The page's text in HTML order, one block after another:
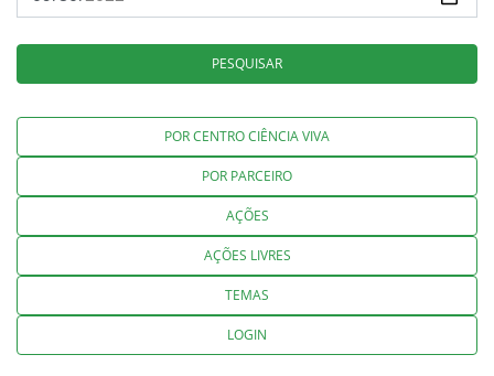
PESQUISAR
POR CENTRO CIÊNCIA VIVA
POR PARCEIRO
AÇÕES
AÇÕES LIVRES
TEMAS
LOGIN